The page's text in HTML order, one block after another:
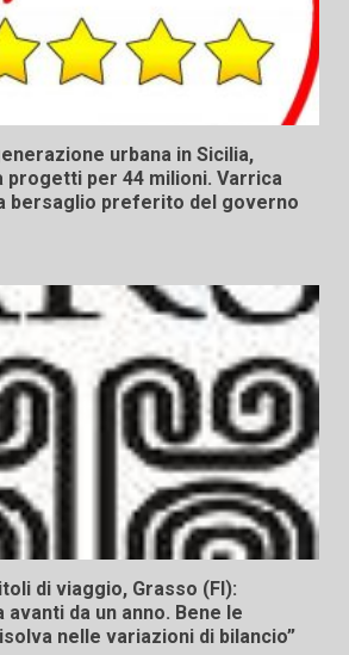
urbana in Sicilia,
progetti per 44 milioni. Varrica
bersaglio preferito del governo
di viaggio, Grasso (FI):
da un anno. Bene le
nelle variazioni di bilancio”